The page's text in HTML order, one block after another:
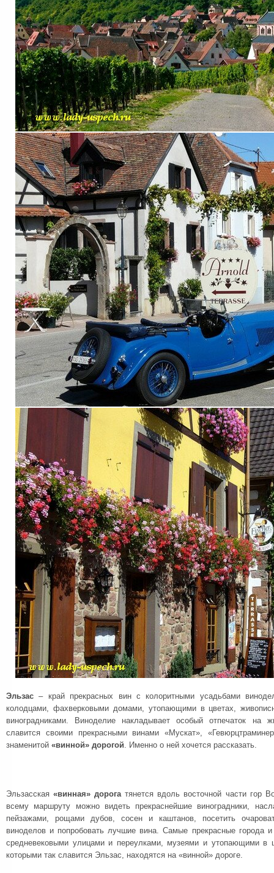
Эльзас – край прекрасных вин с колоритными усадьбами
колодцами, фахверковыми домами, утопающими в цветах,
виноградниками. Виноделие накладывает особый отпечаток на
славится своими прекрасными винами «Мускат»,
знаменитой «винной» дорогой. Именно о ней хочется рассказать.
Эльзасская«винная» дорогатянется вдоль восточной части гор
всему маршруту можно видеть прекраснейшие виноградники,
пейзажами, рощами дубов, сосен и каштанов, посетить
виноделов и попробовать лучшие вина. Самые прекрасные города
средневековыми улицами и переулками, музеями и утопающими в
которыми так славится Эльзас, находятся на «винной» дороге.